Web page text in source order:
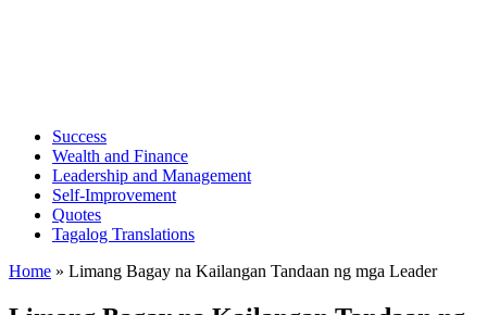
Success
Wealth and Finance
Leadership and Management
Self-Improvement
Quotes
Tagalog Translations
Home » Limang Bagay na Kailangan Tandaan ng mga Leader